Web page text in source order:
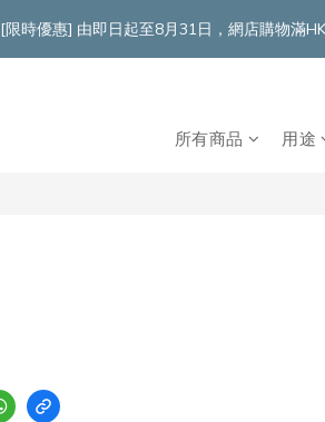
[限時優惠] 由即日起至8月31日，網店購物滿
所有商品 用途